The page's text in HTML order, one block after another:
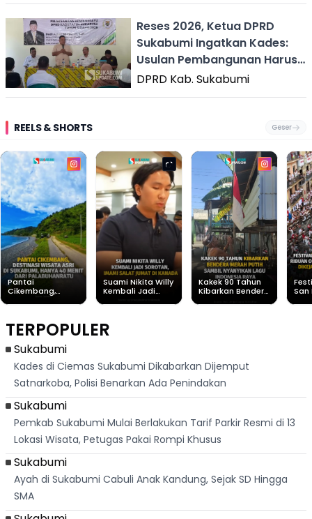
Reses 2026, Ketua DPRD
Sukabumi Ingatkan Kades:
Usulan Pembangunan Harus
Masuk SIPD
DPRD Kab. Sukabumi
REELS & SHORTS Geser
Pantai
Cikembang,
Dari
Palabuhanratu
Suami Nikita Willy
Kembali Jadi
Kakek 90 Tahun
Kibarkan Bendera
San
TERPOPULER
Sukabumi
Kades di Ciemas Sukabumi Dikabarkan Dijemput
Satnarkoba, Polisi Benarkan Ada Penindakan
Sukabumi
Pemkab Sukabumi Mulai Berlakukan Tarif Parkir Resmi di 13
Lokasi Wisata, Petugas Pakai Rompi Khusus
Sukabumi
Ayah di Sukabumi Cabuli Anak Kandung, Sejak SD Hingga
SMA